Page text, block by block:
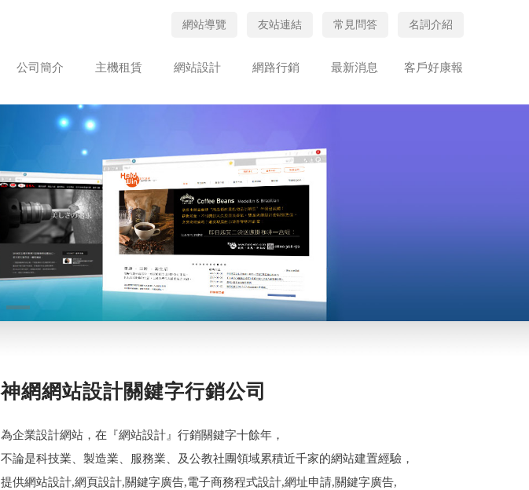
網站導覽 友站連結 常見問答 名詞介紹
公司簡介 主機租賃 網站設計 網路行銷 最新消息 客戶好康報
神網網站設計關鍵字行銷公司
為企業設計網站，在『網站設計』行銷關鍵字十餘年，
不論是科技業、製造業、服務業、及公教社團領域累積近千家的網站建置經驗，
提供網站設計,網頁設計,關鍵字廣告,電子商務程式設計,網址申請,關鍵字廣告,